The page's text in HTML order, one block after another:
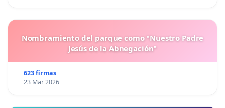
Nombramiento del parque como "Nuestro Padre
Jesús de la Abnegación"
623 firmas
23 Mar 2026